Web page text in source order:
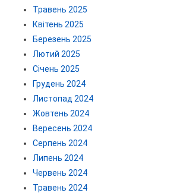
Травень 2025
Квітень 2025
Березень 2025
Лютий 2025
Січень 2025
Грудень 2024
Листопад 2024
Жовтень 2024
Вересень 2024
Серпень 2024
Липень 2024
Червень 2024
Травень 2024